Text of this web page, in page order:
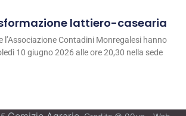
lattiero-casearia
l’Associazione Contadini Monregalesi hanno
10 giugno 2026 alle ore 20,30 nella sede